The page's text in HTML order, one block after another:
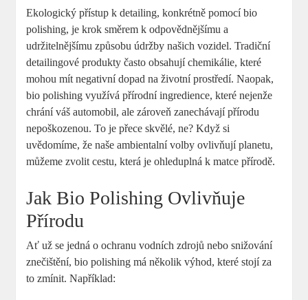
Ekologický přístup k detailing, konkrétně pomocí bio
polishing, je krok směrem k odpovědnějšímu a
udržitelnějšímu způsobu údržby našich vozidel. Tradiční
detailingové produkty často obsahují chemikálie, které
mohou mít negativní dopad na životní prostředí. Naopak,
bio polishing využívá přírodní ingredience, které nejenže
chrání váš automobil, ale zároveň zanechávají přírodu
nepoškozenou. To je přece skvělé, ne? Když si
uvědomíme, že naše ambientalní volby ovlivňují planetu,
můžeme zvolit cestu, která je ohleduplná k matce přírodě.
Jak Bio Polishing Ovlivňuje
Přírodu
Ať už se jedná o ochranu vodních zdrojů nebo snižování
znečištění, bio polishing má několik výhod, které stojí za
to zmínit. Například: